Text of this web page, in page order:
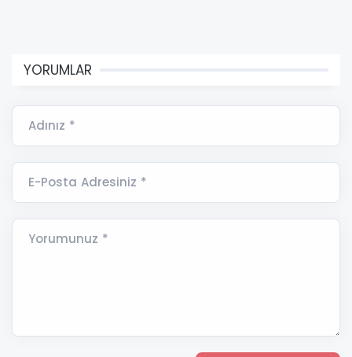
YORUMLAR
Adınız *
E-Posta Adresiniz *
Yorumunuz *